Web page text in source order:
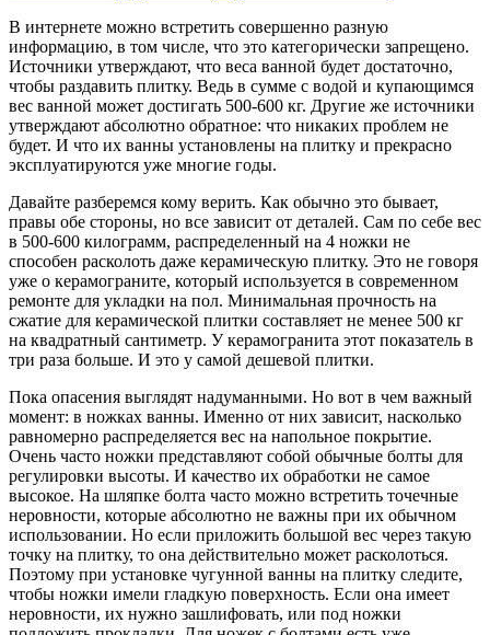
В интернете можно встретить совершенно разную
информацию, в том числе, что это категорически запрещено.
Источники утверждают, что веса ванной будет достаточно,
чтобы раздавить плитку. Ведь в сумме с водой и купающимся
вес ванной может достигать 500-600 кг. Другие же источники
утверждают абсолютно обратное: что никаких проблем не
будет. И что их ванны установлены на плитку и прекрасно
эксплуатируются уже многие годы.
Давайте разберемся кому верить. Как обычно это бывает,
правы обе стороны, но все зависит от деталей. Сам по себе вес
в 500-600 килограмм, распределенный на 4 ножки не
способен расколоть даже керамическую плитку. Это не говоря
уже о керамограните, который используется в современном
ремонте для укладки на пол. Минимальная прочность на
сжатие для керамической плитки составляет не менее 500 кг
на квадратный сантиметр. У керамогранита этот показатель в
три раза больше. И это у самой дешевой плитки.
Пока опасения выглядят надуманными. Но вот в чем важный
момент: в ножках ванны. Именно от них зависит, насколько
равномерно распределяется вес на напольное покрытие.
Очень часто ножки представляют собой обычные болты для
регулировки высоты. И качество их обработки не самое
высокое. На шляпке болта часто можно встретить точечные
неровности, которые абсолютно не важны при их обычном
использовании. Но если приложить большой вес через такую
точку на плитку, то она действительно может расколоться.
Поэтому при установке чугунной ванны на плитку следите,
чтобы ножки имели гладкую поверхность. Если она имеет
неровности, их нужно зашлифовать, или под ножки